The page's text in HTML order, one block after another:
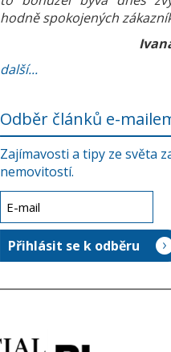
hodně spokojených
další...
Odběr článků e-
Zajímavosti a tipy ze světa
nemovitostí.